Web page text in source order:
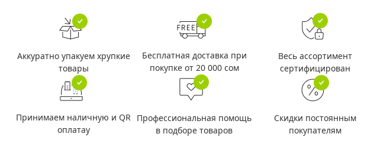
Аккуратно упакуем хрупкие
товары
Бесплатная доставка при
покупке от 20 000 сом
Весь ассортимент
сертифицирован
Принимаем наличную и QR
оплатау
Профессиональная помощь
в подборе товаров
Скидки постоянным
покупателям